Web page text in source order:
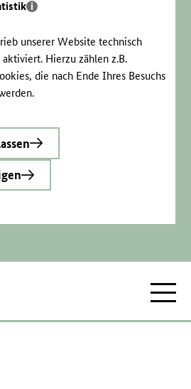
unserer Website technisch
Hierzu zählen z.B.
die nach Ende Ihres Besuchs